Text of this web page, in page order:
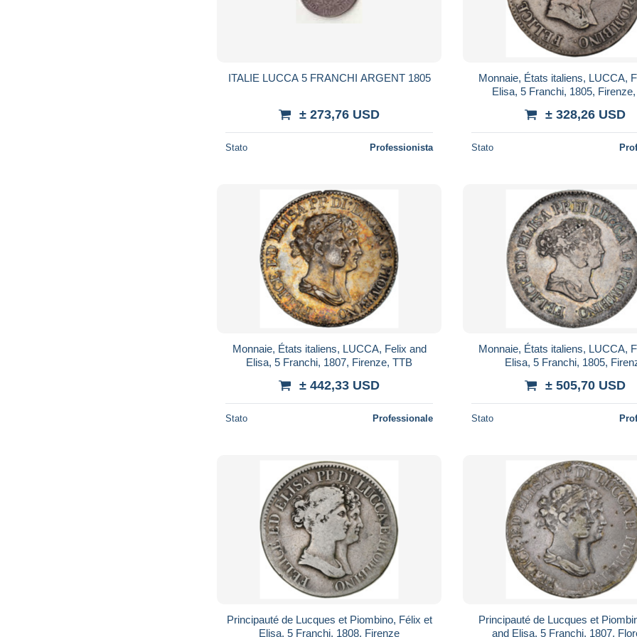
ITALIE LUCCA 5 FRANCHI ARGENT 1805
± 273,76 USD
Stato Professionista
Monnaie, États italiens, LUCCA,
Elisa, 5 Franchi, 1805,
± 328,26 USD
Stato
Monnaie, États italiens, LUCCA, Felix and
Elisa, 5 Franchi, 1807, Firenze, TTB
± 442,33 USD
Stato Professionale
Monnaie, États italiens, LUCCA,
Elisa, 5 Franchi, 1805,
± 505,70 USD
Stato
Principauté de Lucques et Piombino, Félix et
Elisa, 5 Franchi, 1808, Firenze
Principauté de Lucques et
and Elisa, 5 Franchi, 1807,